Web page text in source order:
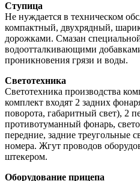
Ступица
Не нуждается в техническом
компактный, двухрядный,
дорожками. Смазан
водоотталкивающими
проникновения грязи и воды.
Светотехника
Светотехника производства
комплект входят 2 задних
поворота, габаритный свет), 2
противотуманный фонарь,
передние, задние треугольные
номера. Жгут проводов
штекером.
Оборудование прицепа